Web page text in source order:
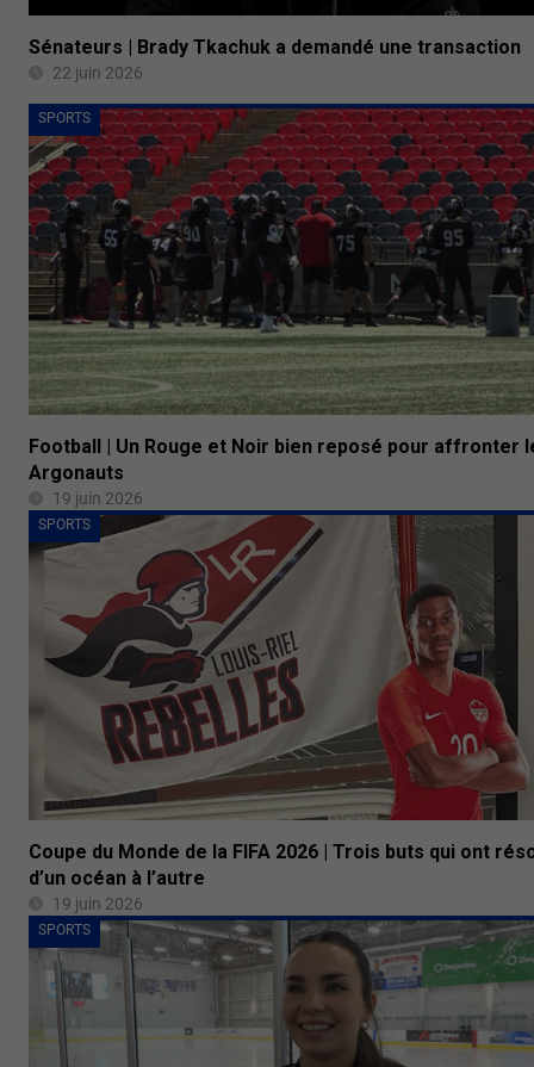
Sénateurs | Brady Tkachuk a demandé une transaction
22 juin 2026
SPORTS
Football | Un Rouge et Noir bien reposé pour affronter
Argonauts
19 juin 2026
SPORTS
Coupe du Monde de la FIFA 2026 | Trois buts qui ont
d’un océan à l’autre
19 juin 2026
SPORTS